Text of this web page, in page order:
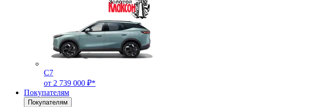
C7
от 2 739 000 ₽*
Покупателям
Покупателям